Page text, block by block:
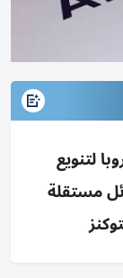
لتنويع
مستقلة